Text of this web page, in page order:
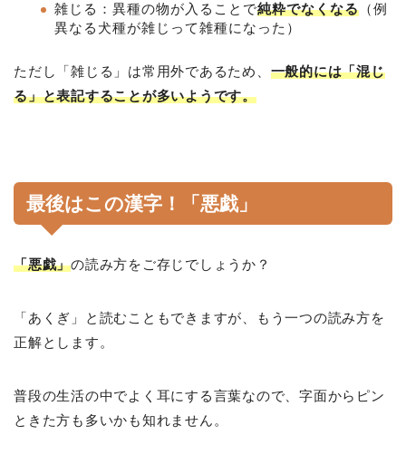
雑じる：異種の物が入ることで純粋でなくなる （例
異なる犬種が雑じって雑種になった）
ただし「雑じる」は常用外であるため、 一般的には「混じ
る」と表記することが多いようです。
最後はこの漢字！「悪戯」
「悪戯」の読み方をご存じでしょうか？
「あくぎ」と読むこともできますが、もう一つの読み方を
正解とします。
普段の生活の中でよく耳にする言葉なので、字面からピン
ときた方も多いかも知れません。